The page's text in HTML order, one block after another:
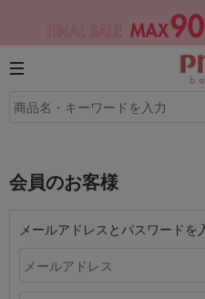
会員のお客様
メールアドレスとパスワードを